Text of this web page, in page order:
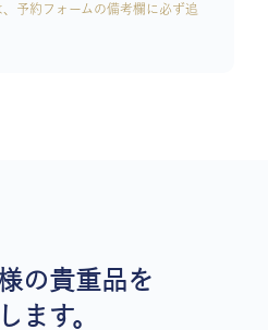
予約フォームの備考欄に必ず追
の貴重品を
ます。